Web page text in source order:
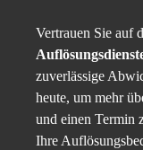
Vertrauen Sie auf
zuverlässige
heute, um mehr
und einen Termin
Ihre